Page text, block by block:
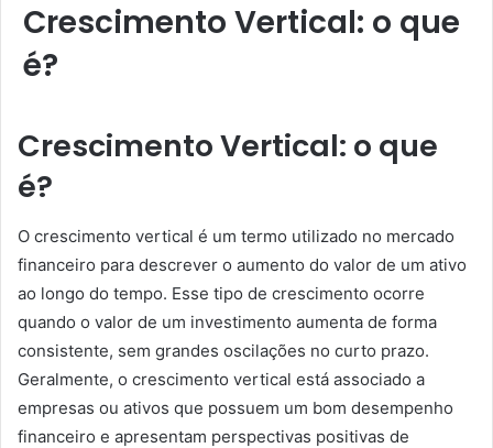
Crescimento Vertical: o que
é?
Crescimento Vertical: o que
é?
O crescimento vertical é um termo utilizado no mercado
financeiro para descrever o aumento do valor de um ativo
ao longo do tempo. Esse tipo de crescimento ocorre
quando o valor de um investimento aumenta de forma
consistente, sem grandes oscilações no curto prazo.
Geralmente, o crescimento vertical está associado a
empresas ou ativos que possuem um bom desempenho
financeiro e apresentam perspectivas positivas de